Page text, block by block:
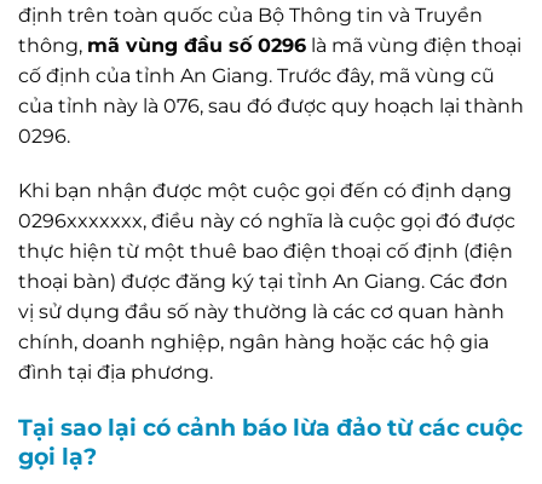
định trên toàn quốc của Bộ Thông tin và Truyền
thông, mã vùng đầu số 0296 là mã vùng điện thoại
cố định của tỉnh An Giang. Trước đây, mã vùng cũ
của tỉnh này là 076, sau đó được quy hoạch lại thành
0296.
Khi bạn nhận được một cuộc gọi đến có định dạng
0296xxxxxxx, điều này có nghĩa là cuộc gọi đó được
thực hiện từ một thuê bao điện thoại cố định (điện
thoại bàn) được đăng ký tại tỉnh An Giang. Các đơn
vị sử dụng đầu số này thường là các cơ quan hành
chính, doanh nghiệp, ngân hàng hoặc các hộ gia
đình tại địa phương.
Tại sao lại có cảnh báo lừa đảo từ các cuộc
gọi lạ?